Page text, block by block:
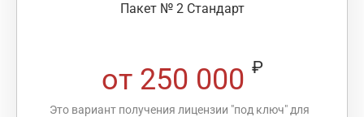
Пакет № 2 Стандарт
от 250 000 ₽
Это вариант получения лицензии "под ключ" для